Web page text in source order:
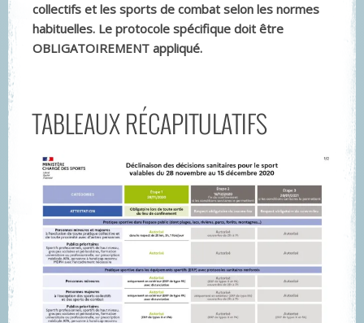
collectifs et les sports de combat selon les normes
habituelles. Le protocole spécifique doit être
OBLIGATOIREMENT appliqué.
TABLEAUX RÉCAPITULATIFS